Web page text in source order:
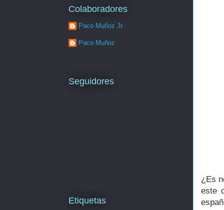
¿Es
este
Colaboradores
Paco Muñoz Jr.
Paco Muñoz
Seguidores
Etiquetas